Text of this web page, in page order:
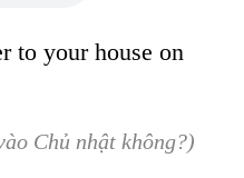
to your house on
Chủ nhật không?)